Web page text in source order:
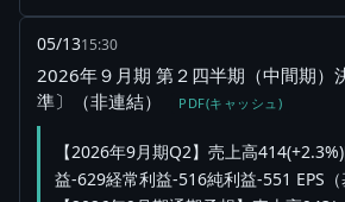
05/1315:30
2026年９月期 第２四半期（中間期）
準〕（非連結）
PDF(キャッシュ)
【2026年9月期Q2】売上高
益-629経常利益-516純利益-551 EPS